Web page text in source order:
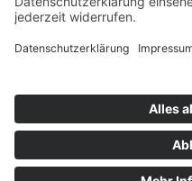
Anfahrt
Datenschutz